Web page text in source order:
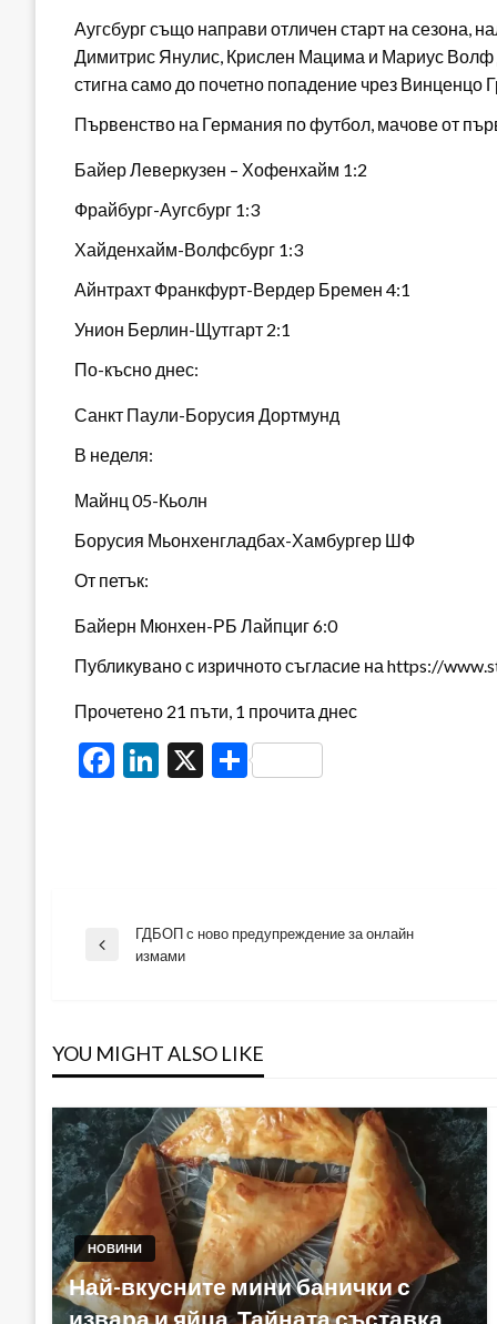
Аугсбург също направи отличен старт на сезона,
Димитрис Янулис, Крислен Мацима и Мариус Волф
стигна само до почетно попадение чрез Винценцо
Първенство на Германия по футбол, мачове от
Байер Леверкузен – Хофенхайм 1:2
Фрайбург-Аугсбург 1:3
Хайденхайм-Волфсбург 1:3
Айнтрахт Франкфурт-Вердер Бремен 4:1
Унион Берлин-Щутгарт 2:1
По-късно днес:
Санкт Паули-Борусия Дортмунд
В неделя:
Майнц 05-Кьолн
Борусия Мьонхенгладбах-Хамбургер ШФ
От петък:
Байерн Мюнхен-РБ Лайпциг 6:0
Публикувано с изричното съгласие на https://
Прочетено 21 пъти, 1 прочита днес
Facebook
LinkedIn
X Share
Навигация
Previous
ГДБОП с ново предупреждение за онлайн
измами
YOU MIGHT ALSO LIKE
НОВИНИ
Най-вкусните мини банички с
извара и яйца. Тайната съставка